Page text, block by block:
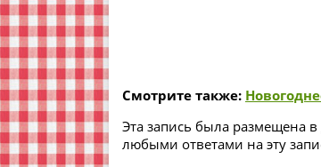
Смотрите также:
Эта запись была размещена
любыми ответами на эту